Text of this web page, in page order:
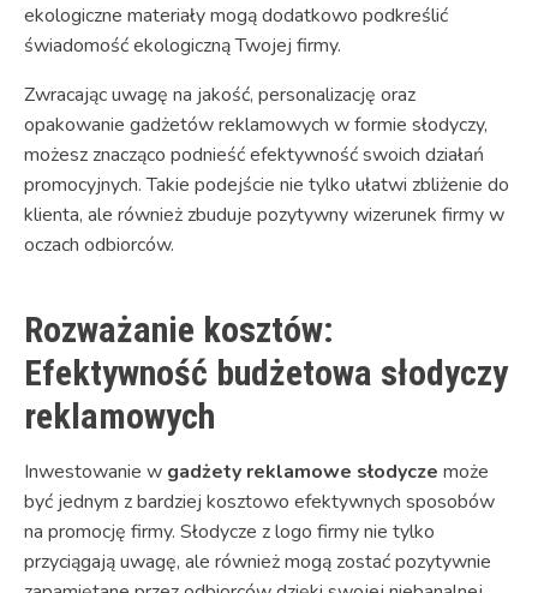
ekologiczne materiały mogą dodatkowo podkreślić
świadomość ekologiczną Twojej firmy.
Zwracając uwagę na jakość, personalizację oraz
opakowanie gadżetów reklamowych w formie słodyczy,
możesz znacząco podnieść efektywność swoich działań
promocyjnych. Takie podejście nie tylko ułatwi zbliżenie do
klienta, ale również zbuduje pozytywny wizerunek firmy w
oczach odbiorców.
Rozważanie kosztów:
Efektywność budżetowa słodyczy
reklamowych
Inwestowanie w gadżety reklamowe słodycze może
być jednym z bardziej kosztowo efektywnych sposobów
na promocję firmy. Słodycze z logo firmy nie tylko
przyciągają uwagę, ale również mogą zostać pozytywnie